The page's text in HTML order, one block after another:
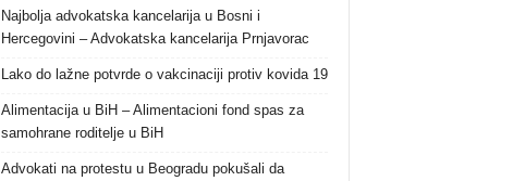
Najbolja advokatska kancelarija u Bosni i
Hercegovini – Advokatska kancelarija Prnjavorac
Lako do lažne potvrde o vakcinaciji protiv kovida 19
Alimentacija u BiH – Alimentacioni fond spas za
samohrane roditelje u BiH
Advokati na protestu u Beogradu pokušali da